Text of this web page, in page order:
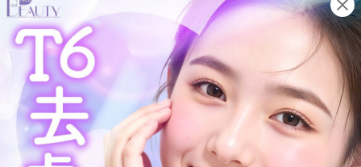
部擁有超過 40 塊精密的表情肌肉，每當
我們微笑、皺眉或大笑時，臉部表情肌肉
活動就會拉扯覆蓋其上的皮膚。如果你有
慣性皺眉或挑眉的習慣，特定的面部肌肉
會長期處於高張力狀態，導致該部位的皮
膚反覆折疊。這種重複性的物理擠壓，就